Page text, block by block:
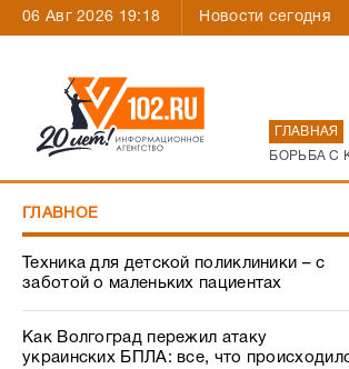
06 Авг 2026 19:18 Новости сегодня
ГЛАВНАЯ
БОРЬБА С
ГЛАВНОЕ
Техника для детской поликлиники – с
заботой о маленьких пациентах
Как Волгоград пережил атаку
украинских БПЛА: все, что